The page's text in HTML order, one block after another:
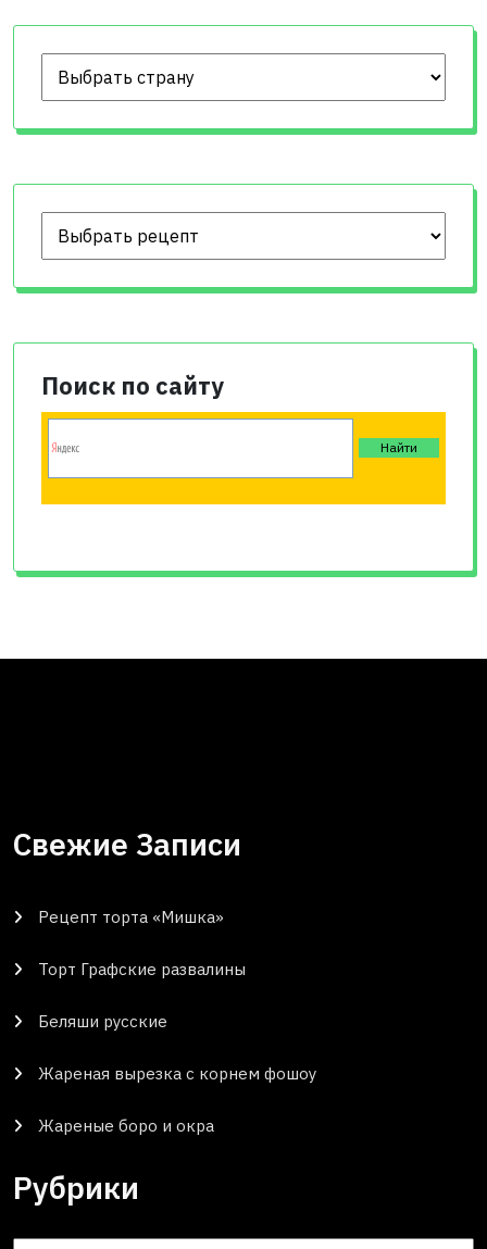
Поиск по сайту
Свежие Записи
Рецепт торта «Мишка»
Торт Графские развалины
Беляши русские
Жареная вырезка с корнем фошоу
Жареные боро и окра
Рубрики